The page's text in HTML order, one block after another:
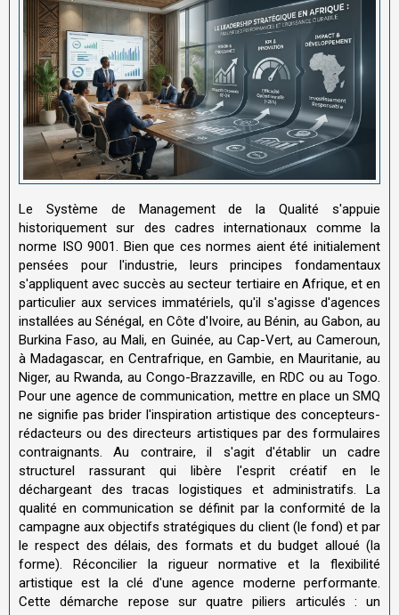
Le Système de Management de la Qualité s'appuie
historiquement sur des cadres internationaux comme la
norme ISO 9001. Bien que ces normes aient été initialement
pensées pour l'industrie, leurs principes fondamentaux
s'appliquent avec succès au secteur tertiaire en Afrique, et en
particulier aux services immatériels, qu'il s'agisse d'agences
installées au Sénégal, en Côte d'Ivoire, au Bénin, au Gabon, au
Burkina Faso, au Mali, en Guinée, au Cap-Vert, au Cameroun,
à Madagascar, en Centrafrique, en Gambie, en Mauritanie, au
Niger, au Rwanda, au Congo-Brazzaville, en RDC ou au Togo.
Pour une agence de communication, mettre en place un SMQ
ne signifie pas brider l'inspiration artistique des concepteurs-
rédacteurs ou des directeurs artistiques par des formulaires
contraignants. Au contraire, il s'agit d'établir un cadre
structurel rassurant qui libère l'esprit créatif en le
déchargeant des tracas logistiques et administratifs. La
qualité en communication se définit par la conformité de la
campagne aux objectifs stratégiques du client (le fond) et par
le respect des délais, des formats et du budget alloué (la
forme). Réconcilier la rigueur normative et la flexibilité
artistique est la clé d'une agence moderne performante.
Cette démarche repose sur quatre piliers articulés : un